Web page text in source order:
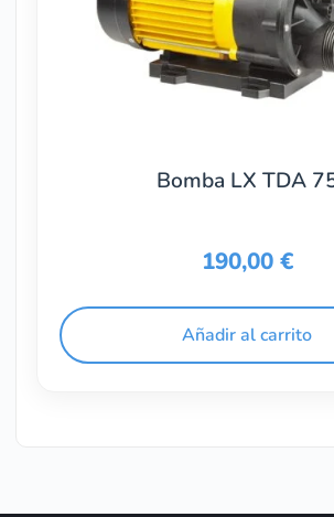
Bomba LX TDA
190,00 €
Añadir al carrito